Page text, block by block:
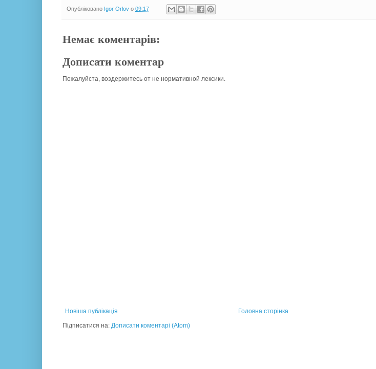
Опубліковано Igor Orlov о 09:17
Немає коментарів:
Дописати коментар
Пожалуйста, воздержитесь от не нормативной лексики.
Новіша публікація
Головна сторінка
Підписатися на: Дописати коментарі (Atom)